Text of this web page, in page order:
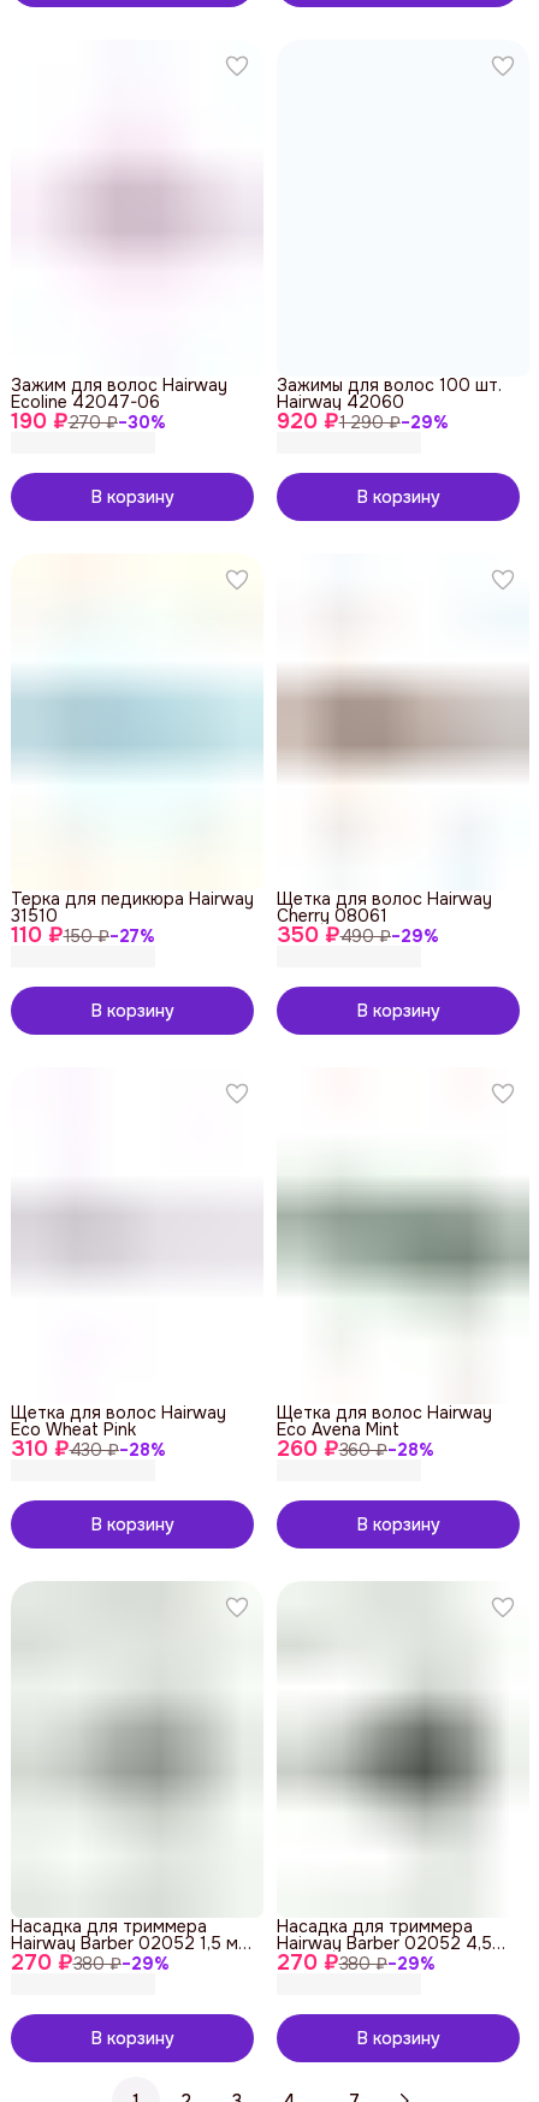
190 ₽270 ₽−30%
Зажим для волос Hairway
Ecoline 42047-06
В корзину
920 ₽1 290 ₽−29%
Зажимы для волос 100 шт.
Hairway 42060
В корзину
110 ₽150 ₽−27%
Терка для педикюра Hairway
31510
В корзину
350 ₽490 ₽−29%
Щетка для волос Hairway
Cherry 08061
В корзину
310 ₽430 ₽−28%
Щетка для волос Hairway
Eco Wheat Pink
В корзину
260 ₽360 ₽−28%
Щетка для волос Hairway
Eco Avena Mint
В корзину
270 ₽380 ₽−29%
Насадка для триммера
Hairway Barber 02052 1,5 мм,
21058
В корзину
270 ₽380 ₽−29%
Насадка для триммера
Hairway Barber 02052 4,5
мм, 21059
В корзину